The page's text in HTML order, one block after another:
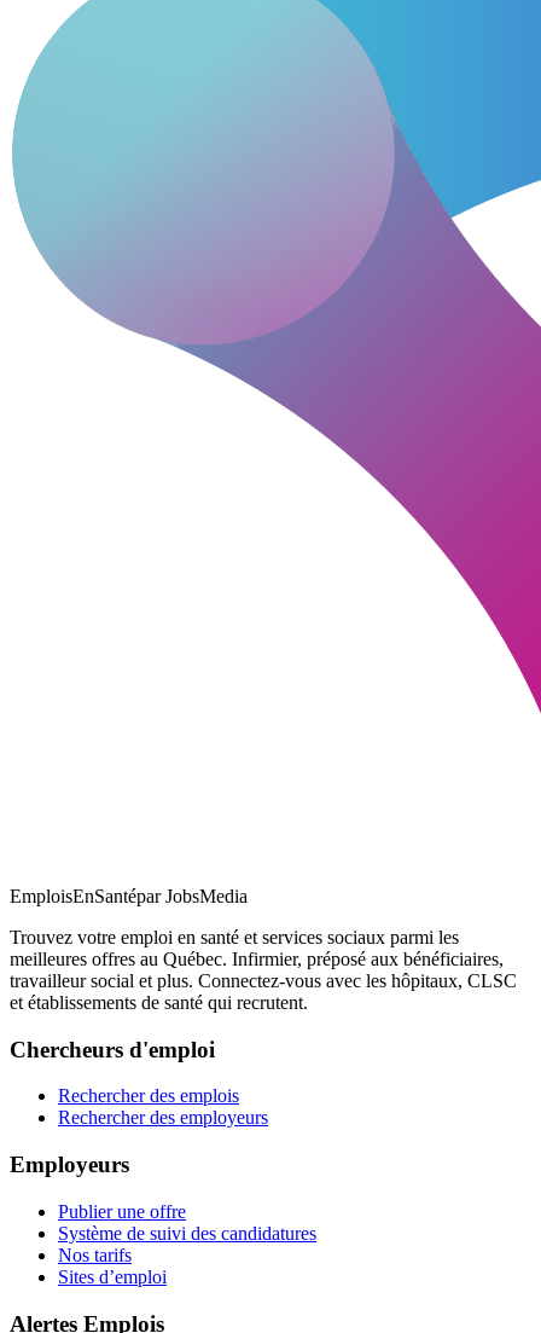
EmploisEnSantépar JobsMedia
Trouvez votre emploi en santé et services sociaux parmi les
meilleures offres au Québec. Infirmier, préposé aux bénéficiaires,
travailleur social et plus. Connectez-vous avec les hôpitaux, CLSC
et établissements de santé qui recrutent.
Chercheurs d'emploi
Rechercher des emplois
Rechercher des employeurs
Employeurs
Publier une offre
Système de suivi des candidatures
Nos tarifs
Sites d’emploi
Alertes Emplois